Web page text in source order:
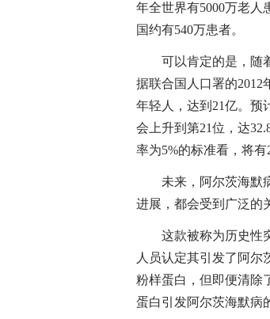
年全世界有5000万老人
国约有540万患者。
可以肯定的是，随着
据联合国人口署的2012
年轻人，达到21亿。预
会上升到第21位，达
率为5%的标准看，将有
未来，阿尔茨海默病
进展，都会受到广泛的
这款被称为历史性突
人员认定其引发了阿尔
粉样蛋白，但即便清除
蛋白引发阿尔茨海默病